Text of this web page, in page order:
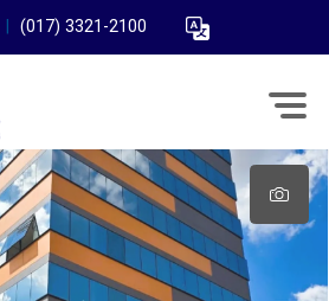
(017) 3321-2100